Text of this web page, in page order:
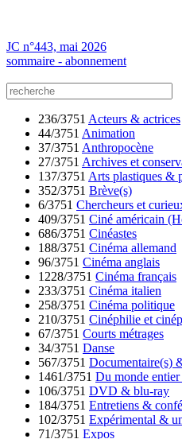
JC n°443, mai 2026
sommaire - abonnement
236/3751 Acteurs & actrices
44/3751 Animation
37/3751 Anthropocène
27/3751 Archives et
137/3751 Arts plastiques &
352/3751 Brève(s)
6/3751 Chercheurs et
409/3751 Ciné américain
686/3751 Cinéastes
188/3751 Cinéma allemand
96/3751 Cinéma anglais
1228/3751 Cinéma français
233/3751 Cinéma italien
258/3751 Cinéma politique
210/3751 Cinéphilie et
67/3751 Courts métrages
34/3751 Danse
567/3751 Documentaire(s)
1461/3751 Du monde
106/3751 DVD & blu-ray
184/3751 Entretiens &
102/3751 Expérimental &
71/3751 Expos